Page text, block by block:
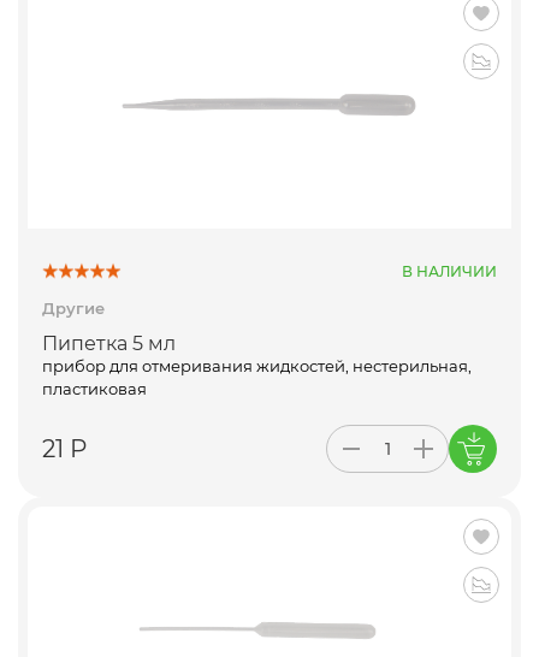
В НАЛИЧИИ
Другие
Пипетка 5 мл
прибор для отмеривания жидкостей, нестерильная,
пластиковая
21 Р